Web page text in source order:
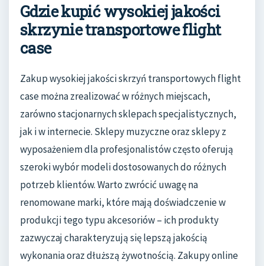
Gdzie kupić wysokiej jakości
skrzynie transportowe flight
case
Zakup wysokiej jakości skrzyń transportowych flight
case można zrealizować w różnych miejscach,
zarówno stacjonarnych sklepach specjalistycznych,
jak i w internecie. Sklepy muzyczne oraz sklepy z
wyposażeniem dla profesjonalistów często oferują
szeroki wybór modeli dostosowanych do różnych
potrzeb klientów. Warto zwrócić uwagę na
renomowane marki, które mają doświadczenie w
produkcji tego typu akcesoriów – ich produkty
zazwyczaj charakteryzują się lepszą jakością
wykonania oraz dłuższą żywotnością. Zakupy online